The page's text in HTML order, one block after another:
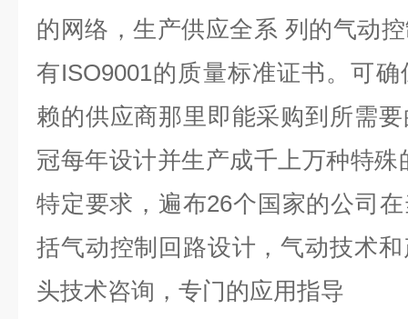
的网络，生产供应全系 列的气动
有ISO9001的质量标准证书。可
赖的供应商那里即能采购到所需
冠每年设计并生产成千上万种特
特定要求，遍布26个国家的公司
括气动控制回路设计，气动技术
头技术咨询，专门的应用指导